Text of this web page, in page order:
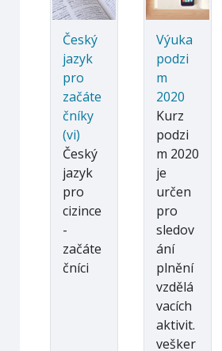
Český
jazyk
pro
začáte
čníky
(vi)
Český
jazyk
pro
cizince
-
začáte
čníci
Výuka
podzi
m
2020
Kurz
podzi
m 2020
je
určen
pro
sledov
ání
plnění
vzdělá
vacích
aktivit.
vešker